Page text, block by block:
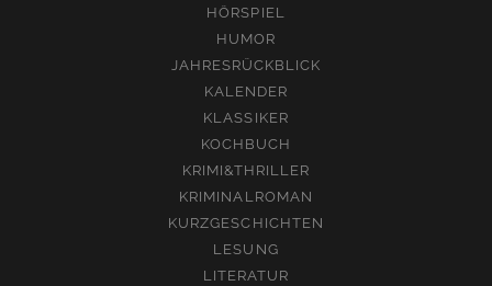
HÖRSPIEL
HUMOR
JAHRESRÜCKBLICK
KALENDER
KLASSIKER
KOCHBUCH
KRIMI&THRILLER
KRIMINALROMAN
KURZGESCHICHTEN
LESUNG
LITERATUR